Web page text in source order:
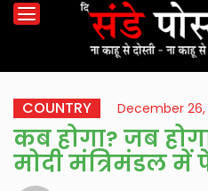
COUNTRY December 26,
कब होगा? जब
मोदी मंत्रिमंडल